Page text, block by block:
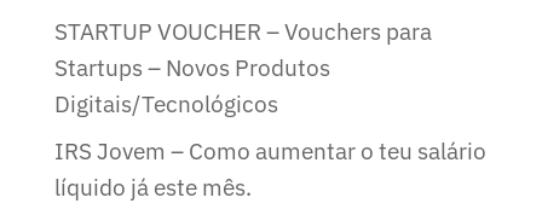
STARTUP VOUCHER – Vouchers para
Startups – Novos Produtos
Digitais/Tecnológicos
IRS Jovem – Como aumentar o teu salário
líquido já este mês.